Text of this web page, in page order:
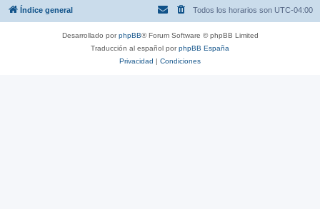
Índice general Todos los horarios son UTC-04:00
Desarrollado porphpBB® Forum Software © phpBB Limited
Traducción al español porphpBB España
Privacidad | Condiciones